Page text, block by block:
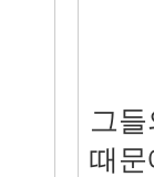
그
때문